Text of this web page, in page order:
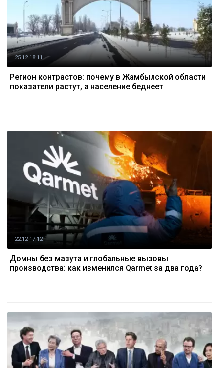
25.12 18:11
Регион контрастов: почему в Жамбылской области
показатели растут, а население беднеет
22.12 17:12
Домны без мазута и глобальные вызовы
производства: как изменился Qarmet за два года?